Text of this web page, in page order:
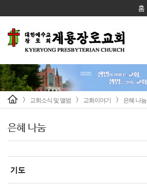
홈
> 교회소식 및 앨범 > 교회이야기 > 은혜 나눔
은혜 나눔
기도